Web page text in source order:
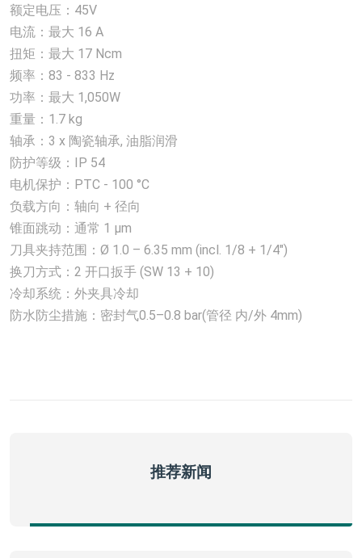
额定电压：45V
电流：最大 16 A
扭矩：最大 17 Ncm
频率：83 - 833 Hz
功率：最大 1,050W
重量：1.7 kg
轴承：3 x 陶瓷轴承, 油脂润滑
防护等级：IP 54
电机保护：PTC - 100 °C
负载方向：轴向 + 径向
锥面跳动：通常 1 µm
刀具夹持范围：Ø 1.0 – 6.35 mm (incl. 1/8 + 1/4")
换刀方式：2 开口扳手 (SW 13 + 10)
冷却系统：外夹具冷却
防水防尘措施：密封气0.5–0.8 bar(管径 内/外 4mm)
推荐新闻